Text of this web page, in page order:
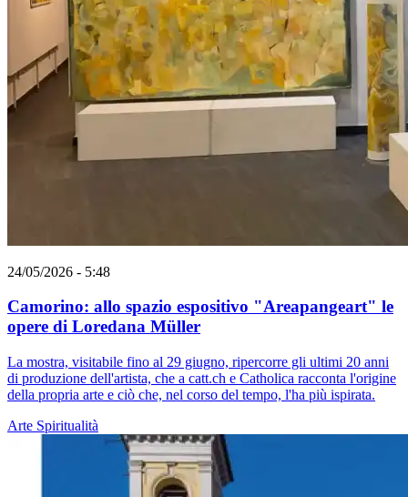
24/05/2026 - 5:48
Camorino: allo spazio espositivo "Areapangeart" le
opere di Loredana Müller
La mostra, visitabile fino al 29 giugno, ripercorre gli ultimi 20 anni
di produzione dell'artista, che a catt.ch e Catholica racconta l'origine
della propria arte e ciò che, nel corso del tempo, l'ha più ispirata.
Arte Spiritualità